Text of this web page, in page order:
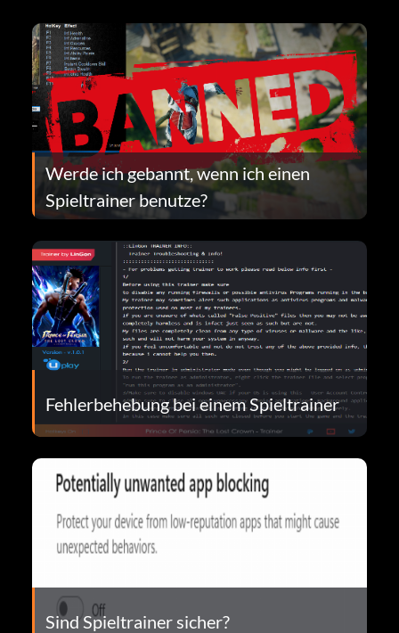
Werde ich gebannt, wenn ich einen
Spieltrainer benutze?
Fehlerbehebung bei einem Spieltrainer
Sind Spieltrainer sicher?